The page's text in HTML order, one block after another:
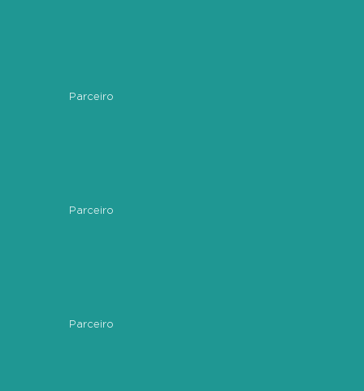
Parceiro
Parceiro
Parceiro